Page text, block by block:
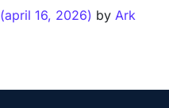
(april 16, 2026) by Ark